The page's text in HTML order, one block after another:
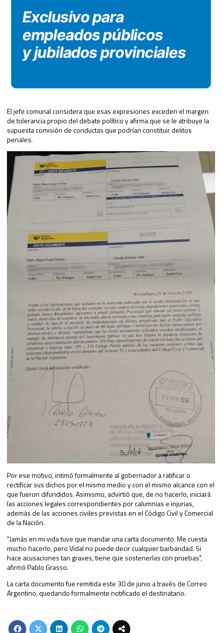
El jefe comunal considera que esas expresiones exceden el margen
de tolerancia propio del debate político y afirma que se le atribuye la
supuesta comisión de conductas que podrían constituir delitos
penales.
Por ese motivo, intimó formalmente al gobernador a ratificar o
rectificar sus dichos por el mismo medio y con el mismo alcance con el
que fueron difundidos. Asimismo, advirtió que, de no hacerlo, iniciará
las acciones legales correspondientes por calumnias e injurias,
además de las acciones civiles previstas en el Código Civil y Comercial
de la Nación.
"Jamás en mi vida tuve que mandar una carta documento. Me cuesta
mucho hacerlo, pero Vidal no puede decir cualquier barbaridad. Si
hace acusaciones tan graves, tiene que sostenerlas con pruebas",
afirmó Pablo Grasso.
La carta documento fue remitida este 30 de junio a través de Correo
Argentino, quedando formalmente notificado el destinatario.